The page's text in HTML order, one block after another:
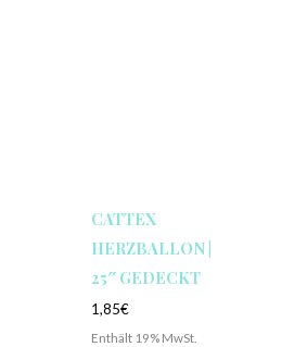
CATTEX
HERZBALLON |
25″ GEDECKT
1,85€
Enthält 19% MwSt.